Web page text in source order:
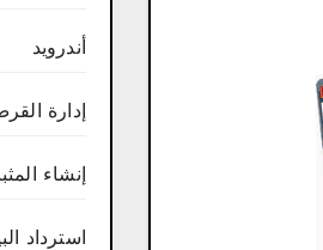
أندرويد
إدارة
إنشاء
استرداد